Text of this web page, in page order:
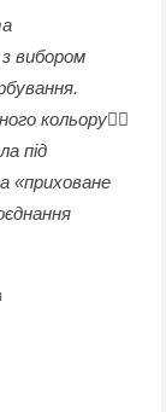
вибором
кольору👌🏻
під
«приховане